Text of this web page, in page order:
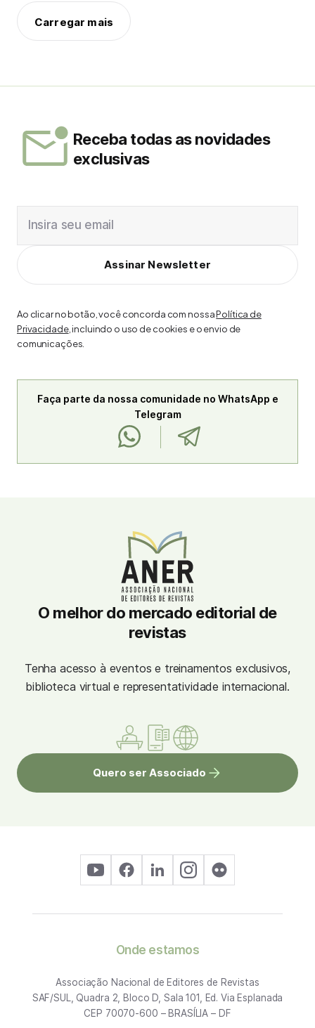
Carregar mais
Receba todas as novidades
exclusivas
Insira seu email
Assinar Newsletter
Ao clicar no botão, você concorda com nossaPolítica de
Privacidade, incluindo o uso de cookies e o envio de
comunicações.
Faça parte da nossa comunidade no WhatsApp e
Telegram
O melhor do mercado editorial de
revistas
Tenha acesso à eventos e treinamentos exclusivos,
biblioteca virtual e representatividade internacional.
Quero ser Associado
Onde estamos
Associação Nacional de Editores de Revistas
SAF/SUL, Quadra 2, Bloco D, Sala 101, Ed. Via Esplanada
CEP 70070-600 – BRASÍLIA – DF